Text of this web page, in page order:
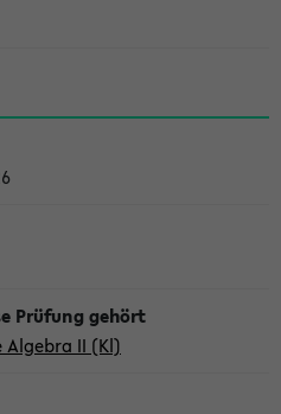
Algebra II (Kl)